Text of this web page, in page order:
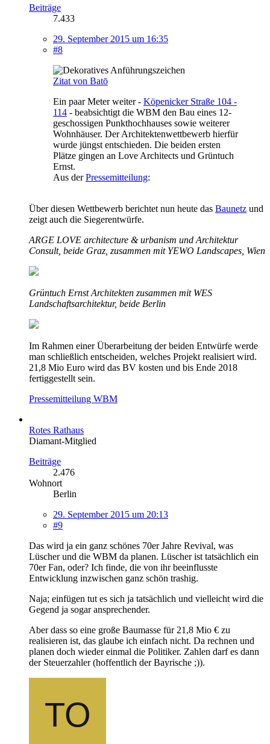
Beiträge
7.433
29. September 2015 um 16:35
#8
Zitat von Batō
Ein paar Meter weiter - Köpenicker Straße 104 -
114 - beabsichtigt die WBM den Bau eines 12-
geschossigen Punkthochhauses sowie weiterer
Wohnhäuser. Der Architektenwettbewerb hierfür
wurde jüngst entschieden. Die beiden ersten
Plätze gingen an Love Architects und Grüntuch
Ernst.
Aus derPressemitteilung:
Über diesen Wettbewerb berichtet nun heute das Baunetz und
zeigt auch die Siegerentwürfe.
ARGE LOVE architecture & urbanism und Architektur
Consult, beide Graz, zusammen mit YEWO Landscapes, Wien
Grüntuch Ernst Architekten zusammen mit WES
Landschaftsarchitektur, beide Berlin
Im Rahmen einer Überarbeitung der beiden Entwürfe werde
man schließlich entscheiden, welches Projekt realisiert wird.
21,8 Mio Euro wird das BV kosten und bis Ende 2018
fertiggestellt sein.
Pressemitteilung WBM
Rotes Rathaus
Diamant-Mitglied
Beiträge
2.476
Wohnort
Berlin
29. September 2015 um 20:13
#9
Das wird ja ein ganz schönes 70er Jahre Revival, was
Lüscher und die WBM da planen. Lüscher ist tatsächlich ein
70er Fan, oder? Ich finde, die von ihr beeinflusste
Entwicklung inzwischen ganz schön trashig.
Naja; einfügen tut es sich ja tatsächlich und vielleicht wird die
Gegend ja sogar ansprechender.
Aber dass so eine große Baumasse für 21,8 Mio € zu
realisieren ist, das glaube ich einfach nicht. Da rechnen und
planen doch wieder einmal die Politiker. Zahlen darf es dann
der Steuerzahler (hoffentlich der Bayrische ;)).